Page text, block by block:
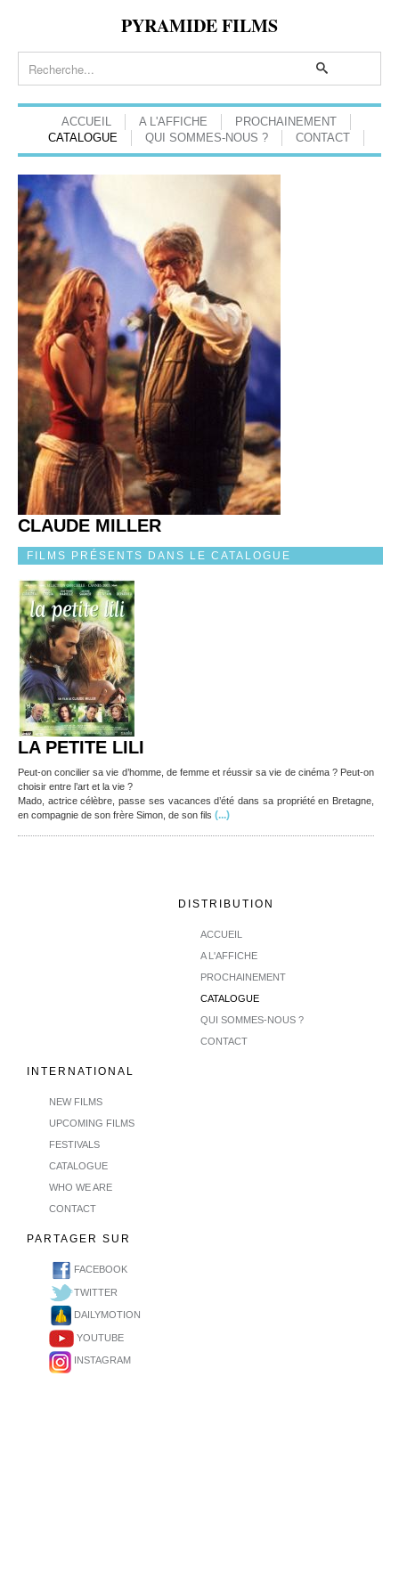
PYRAMIDE FILMS
ACCUEIL A L'AFFICHE
PROCHAINEMENT
CATALOGUE
QUI SOMMES-NOUS ? CONTACT
CLAUDE MILLER
FILMS PRÉSENTS DANS LE CATALOGUE
LA PETITE LILI
Peut-on concilier sa vie d’homme, de femme et réussir sa vie de cinéma ? Peut-on
choisir entre l’art et la vie ?
Mado, actrice célèbre, passe ses vacances d’été dans sa propriété en Bretagne,
en compagnie de son frère Simon, de son fils (...)
DISTRIBUTION
ACCUEIL
A L'AFFICHE
PROCHAINEMENT
CATALOGUE
QUI SOMMES-NOUS ?
CONTACT
INTERNATIONAL
NEW FILMS
UPCOMING FILMS
FESTIVALS
CATALOGUE
WHO WE ARE
CONTACT
PARTAGER SUR
FACEBOOK
TWITTER
DAILYMOTION
YOUTUBE
INSTAGRAM